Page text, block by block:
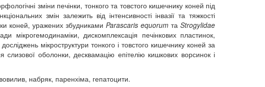
зміни печінки, тонкого та товстого кишечнику коней під
змін залежить від інтенсивності інвазії та тяжкості
коней, уражених збудниками Parascaris equorum таStrogylidae
мікрогемодинаміки, дискомплексація печінкових пластинок,
мікроструктури тонкого і товстого кишечнику коней за
слизової оболонки, десквамацію епітелію кишкових ворсинок і
набряк, паренхіма, гепатоцити.